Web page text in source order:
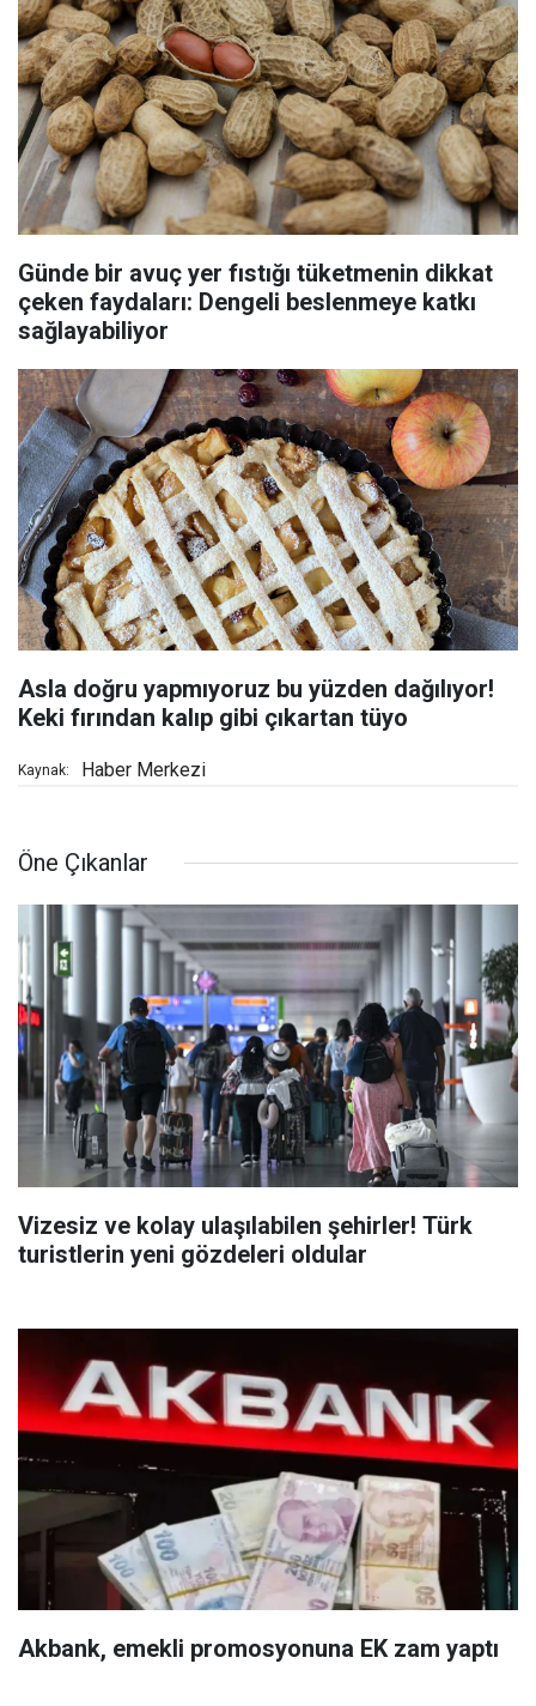
Günde bir avuç yer fıstığı tüketmenin dikkat
çeken faydaları: Dengeli beslenmeye katkı
sağlayabiliyor
Asla doğru yapmıyoruz bu yüzden dağılıyor!
Keki fırından kalıp gibi çıkartan tüyo
Kaynak: Haber Merkezi
Öne Çıkanlar
Vizesiz ve kolay ulaşılabilen şehirler! Türk
turistlerin yeni gözdeleri oldular
Akbank, emekli promosyonuna EK zam yaptı